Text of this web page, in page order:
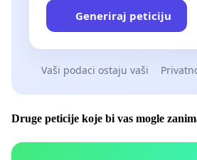
Generiraj peticiju
Vaši podaci ostaju vaši
Druge peticije koje bi vas mogle